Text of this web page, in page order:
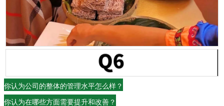
你认为公司的整体的管理水平怎么样？
你认为在哪些方面需要提升和改善？